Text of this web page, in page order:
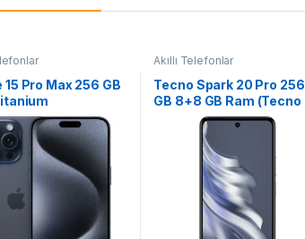
15 Pro Max 256 GB
Akıllı Telefonlar
Tecno Spark 20 Pro 256
GB 8+8 GB Ram (Tecno
Türkiye Garantili) Siyah